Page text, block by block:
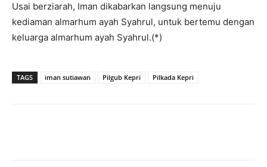
Usai berziarah, Iman dikabarkan langsung menuju
kediaman almarhum ayah Syahrul, untuk bertemu dengan
keluarga almarhum ayah Syahrul.(*)
TAGS iman sutiawan Pilgub Kepri Pilkada Kepri